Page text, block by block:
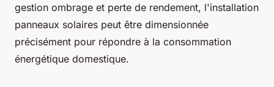
gestion ombrage et perte de rendement, l'installation
panneaux solaires peut être dimensionnée
précisément pour répondre à la consommation
énergétique domestique.